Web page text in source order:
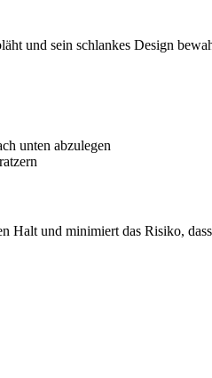
und sein schlankes Design
unten abzulegen
und minimiert das Risiko,